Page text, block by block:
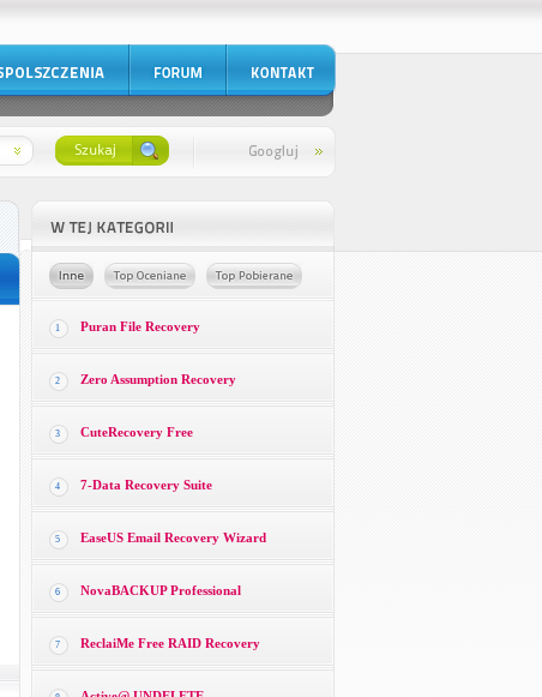
1 Puran File Recovery
2 Zero Assumption Recovery
3 CuteRecovery Free
4 7-Data Recovery Suite
5 EaseUS Email Recovery Wizard
6 NovaBACKUP Professional
7 ReclaiMe Free RAID Recovery